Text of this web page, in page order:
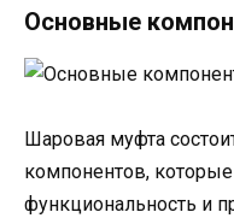
Основные
Шаровая муфта
компонентов,
функциональность и